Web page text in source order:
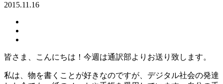
2015.11.16
皆さま、こんにちは！今週は通訳部よりお送り致します。
私は、物を書くことが好きなのですが、デジタル社会の発達